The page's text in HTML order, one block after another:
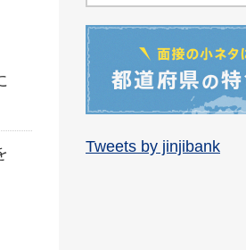
Tweets by jinjibank